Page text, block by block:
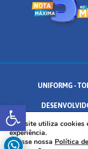
Abrir a
UNIFORMG -
AV. DR. ARNALDO DE
Este site utiliza cookies
experiência.
Acesse nossa Política